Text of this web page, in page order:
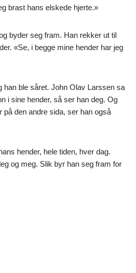
brast hans elskede hjerte.»
byder seg fram. Han rekker ut til
«Se, i begge mine hender har jeg
han ble såret. John Olav Larssen sa
i sine hender, så ser han deg. Og
på den andre sida, ser han også
hender, hele tiden, hver dag.
og meg. Slik byr han seg fram for